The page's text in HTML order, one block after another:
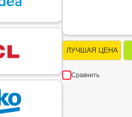
ЛУЧШАЯ ЦЕНА
Сравнить